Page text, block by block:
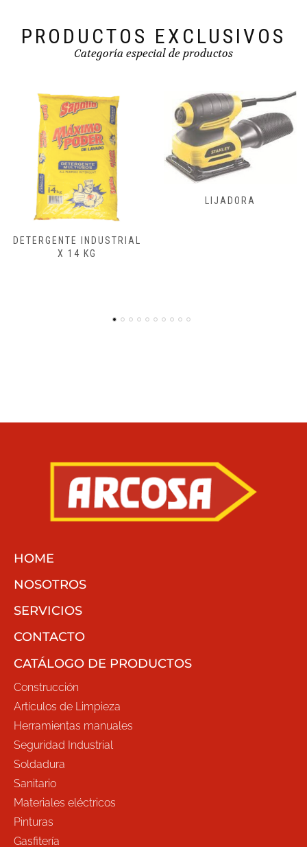
PRODUCTOS EXCLUSIVOS
Categoría especial de productos
LIJADORA
FRESADORAS,
HOME
NOSOTROS
SERVICIOS
CONTACTO
CATÁLOGO DE PRODUCTOS
Construcción
Artículos de Limpieza
Herramientas manuales
Seguridad Industrial
Soldadura
Sanitario
Materiales eléctricos
Pinturas
Gasfitería